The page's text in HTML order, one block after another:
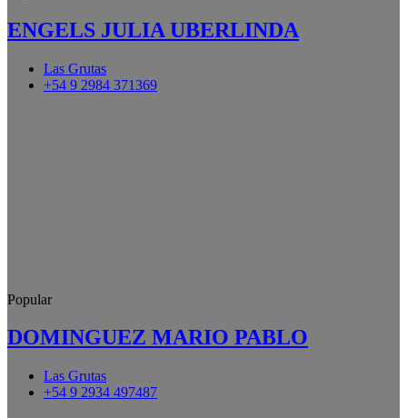
ENGELS JULIA UBERLINDA
Las Grutas
+54 9 2984 371369
Popular
DOMINGUEZ MARIO PABLO
Las Grutas
+54 9 2934 497487